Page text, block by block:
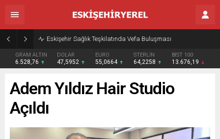
Eskişehir Sağlık Teşkilatında Vefa Buluşması
GRAM ALTIN
6.528,76
DOLAR
47,5952
EURO
55,0664
STERLİN
64,2258
BIST 100
13.676,19
Adem Yıldız Hair Studio
Açıldı